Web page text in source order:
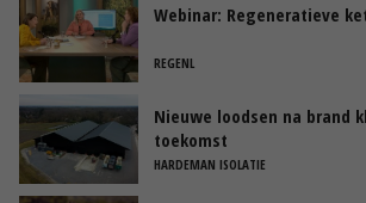
Webinar: Regeneratieve
REGENL
Nieuwe loodsen na brand
toekomst
HARDEMAN ISOLATIE